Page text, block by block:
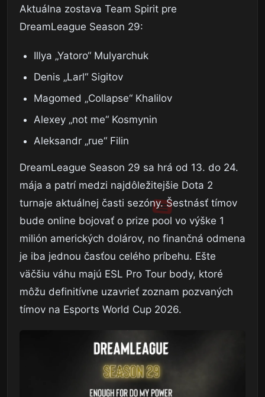
Aktuálna zostava Team Spirit pre
DreamLeague Season 29:
Illya „Yatoro“ Mulyarchuk
Denis „Larl“ Sigitov
Magomed „Collapse“ Khalilov
Alexey „not me“ Kosmynin
Aleksandr „rue“ Filin
DreamLeague Season 29 sa hrá od 13. do 24.
mája a patrí medzi najdôležitejšie Dota 2
turnaje aktuálnej časti sezóny. Šestnásť tímov
bude online bojovať o prize pool vo výške 1
milión amerických dolárov, no finančná odmena
je iba jednou časťou celého príbehu. Ešte
väčšiu váhu majú ESL Pro Tour body, ktoré
môžu definitívne uzavrieť zoznam pozvaných
tímov na Esports World Cup 2026.